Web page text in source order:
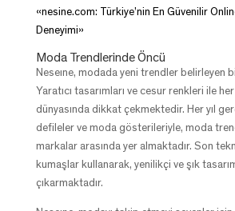
«nesine.com: Türkiye’nin En Güvenilir
Deneyimi»
Moda Trendlerinde Öncü
Neseıne, modada yeni trendler belirleyen
Yaratıcı tasarımları ve cesur renkleri ile
dünyasında dikkat çekmektedir. Her yıl
defileler ve moda gösterileriyle, moda
markalar arasında yer almaktadır. Son
kumaşlar kullanarak, yenilikçi ve şık
çıkarmaktadır.